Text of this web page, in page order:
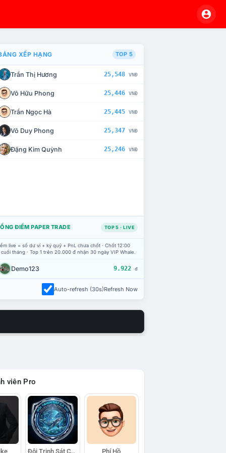
CHẾ TÀI XỬ LÝ VI PHẠM
XẾP HẠNG TOP 5
Trần Thị Hương 25,548 VNĐ
Võ Hữu Phong 25,446 VNĐ
Trần Ngọc Hà 25,445 VNĐ
Võ Duy Phong 25,347 VNĐ
Đặng Kim Quỳnh 25,246 VNĐ
ĐIỂM PAPER TRADE TOP 5 · LIVE
live = số dư ví + ký quỹ + PnL chưa chốt · Chốt 12:00
tháng · Top 1 trên 20.000 đ nhận 30 ngày VIP Whale.
Demo123 9.922 đ
Auto-refresh (30s)Refresh Now
viên Pro
Đội Trinh Sát Cá Voi Phí Hồ